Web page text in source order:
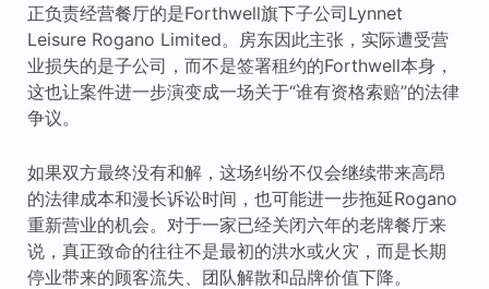
正负责经营餐厅的是Forthwell旗下子公司Lynnet
Leisure Rogano Limited。房东因此主张，实际遭受营
业损失的是子公司，而不是签署租约的Forthwell本身，
这也让案件进一步演变成一场关于“谁有资格索赔”的法律
争议。
如果双方最终没有和解，这场纠纷不仅会继续带来高昂
的法律成本和漫长诉讼时间，也可能进一步拖延Rogano
重新营业的机会。对于一家已经关闭六年的老牌餐厅来
说，真正致命的往往不是最初的洪水或火灾，而是长期
停业带来的顾客流失、团队解散和品牌价值下降。